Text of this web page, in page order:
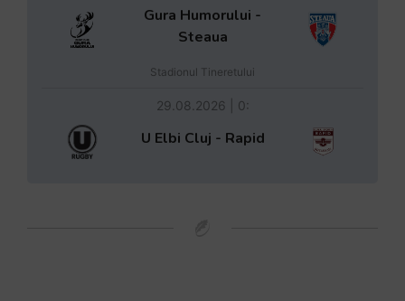
Gura Humorului -
Steaua
Stadionul Tineretului
29.08.2026 | 0:
U Elbi Cluj - Rapid